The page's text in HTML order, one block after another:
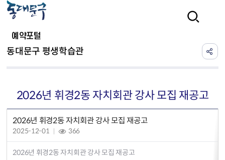
예약포털
동대문구 평생학습관
2026년 휘경2동 자치회관 강사 모집 재공고
2026년 휘경2동 자치회관 강사 모집 재공고
2025-12-01 366
2026년 휘경2동 자치회관 강사 모집 재공고